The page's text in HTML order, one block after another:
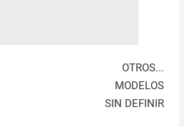
OTROS...
MODELOS
SIN DEFINIR